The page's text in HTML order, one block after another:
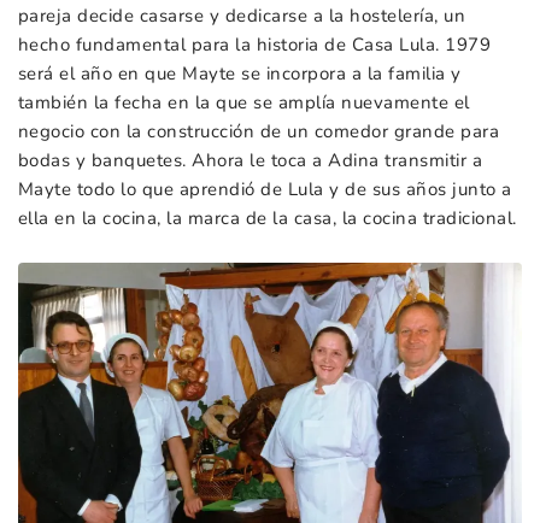
pareja decide casarse y dedicarse a la hostelería, un
hecho fundamental para la historia de Casa Lula. 1979
será el año en que Mayte se incorpora a la familia y
también la fecha en la que se amplía nuevamente el
negocio con la construcción de un comedor grande para
bodas y banquetes. Ahora le toca a Adina transmitir a
Mayte todo lo que aprendió de Lula y de sus años junto a
ella en la cocina, la marca de la casa, la cocina tradicional.